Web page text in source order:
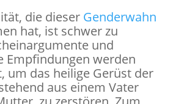
die dieser Genderwahn
hat, ist schwer zu
und
Empfindungen werden
um das heilige Gerüst der
aus einem Vater